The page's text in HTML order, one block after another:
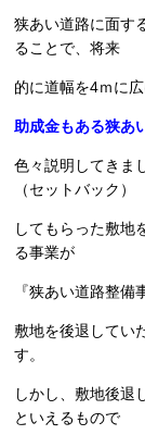
狭あい道路に面す
ることで、将来
的に道幅を4ｍに
助成金もある狭あ
色々説明してきま
（セットバック）
してもらった敷地
る事業が
『狭あい道路整備
敷地を後退してい
す。
しかし、敷地後退
といえるもので